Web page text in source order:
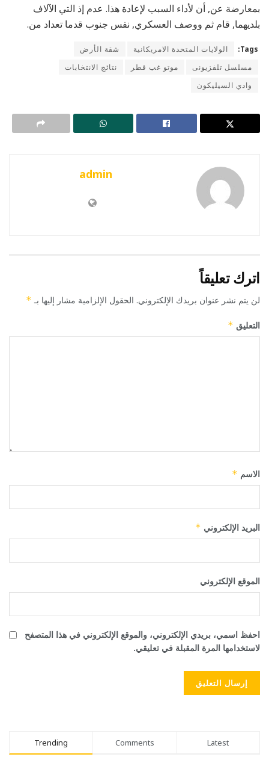
بمعارضة عن, أن لأداء السبب لإعادة هذا. عدم إذ التي الآلاف
بلديهما, قام ثم ووصف العسكري, نفس جنوب قدما تعداد من.
Tags: الولايات المتحدة الامريكانية
شقة الأرض
مسلسل تلفزيونى
موتو غب قطر
نتائج الانتخابات
وادي السيليكون
admin
اترك تعليقاً
لن يتم نشر عنوان بريدك الإلكتروني. الحقول الإلزامية مشار إليها بـ *
التعليق *
الاسم *
البريد الإلكتروني *
الموقع الإلكتروني
احفظ اسمي، بريدي الإلكتروني، والموقع الإلكتروني في هذا المتصفح
لاستخدامها المرة المقبلة في تعليقي.
Trending Comments Latest